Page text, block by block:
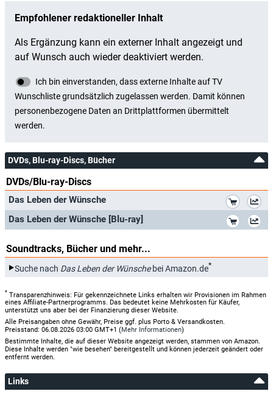
DVDs, Blu-ray-Discs, Bücher
DVDs/Blu-ray-Discs
Das Leben der Wünsche
Das Leben der Wünsche [Blu-ray]
Soundtracks, Bücher und mehr...
Suche nach Das Leben der Wünschebei Amazon.de*
* Transparenzhinweis: Für gekennzeichnete Links erhalten wir Provisionen im Rahmen
eines Affiliate-Partnerprogramms. Das bedeutet keine Mehrkosten für Käufer,
unterstützt uns aber bei der Finanzierung dieser Website.
Alle Preisangaben ohne Gewähr, Preise ggf. plus Porto & Versandkosten.
Preisstand: 06.08.2026 03:00 GMT+1 (Mehr Informationen)
Bestimmte Inhalte, die auf dieser Website angezeigt werden, stammen von Amazon.
Diese Inhalte werden "wie besehen" bereitgestellt und können jederzeit geändert oder
entfernt werden.
Links